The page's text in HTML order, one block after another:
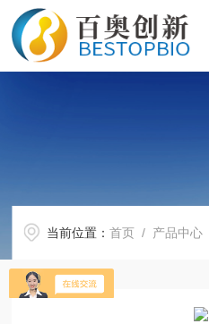
当前位置：首页 / 产品中心